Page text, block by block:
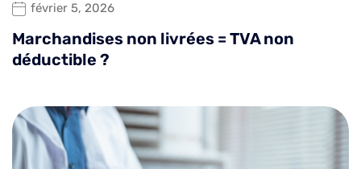
février 5, 2026
Marchandises non livrées = TVA non
déductible ?